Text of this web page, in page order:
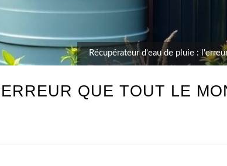
Récupérateur d'eau de pluie :
QUE TOUT LE